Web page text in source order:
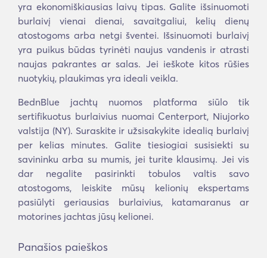
yra ekonomiškiausias laivų tipas. Galite išsinuomoti
burlaivį vienai dienai, savaitgaliui, kelių dienų
atostogoms arba netgi šventei. Išsinuomoti burlaivį
yra puikus būdas tyrinėti naujus vandenis ir atrasti
naujas pakrantes ar salas. Jei ieškote kitos rūšies
nuotykių, plaukimas yra ideali veikla.
BednBlue jachtų nuomos platforma siūlo tik
sertifikuotus burlaivius nuomai Centerport, Niujorko
valstija (NY). Suraskite ir užsisakykite idealią burlaivį
per kelias minutes. Galite tiesiogiai susisiekti su
savininku arba su mumis, jei turite klausimų. Jei vis
dar negalite pasirinkti tobulos valtis savo
atostogoms, leiskite mūsų kelionių ekspertams
pasiūlyti geriausias burlaivius, katamaranus ar
motorines jachtas jūsų kelionei.
Panašios paieškos